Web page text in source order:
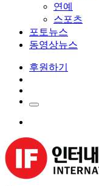
연예
스포츠
포토뉴스
동영상뉴스
후원하기